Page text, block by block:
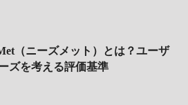
（ニーズメット）とは？ユーザ
ズを考える評価基準